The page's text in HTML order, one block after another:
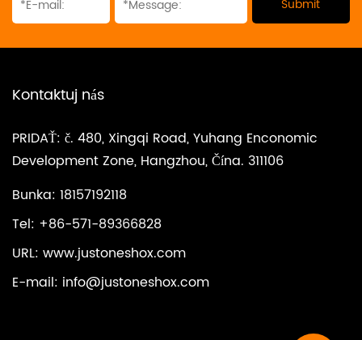
Kontaktuj nás
PRIDAŤ: č. 480, Xingqi Road, Yuhang Enconomic
Development Zone, Hangzhou, Čína. 311106
Bunka: 18157192118
Tel: +86-571-89366828
URL: www.justoneshox.com
E-mail: info@justoneshox.com